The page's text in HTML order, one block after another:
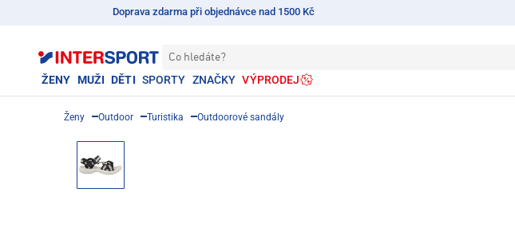
Doprava zdarma při objednávce nad 1500 Kč
Co hledáte?
ŽENY MUŽI DĚTI SPORTY ZNAČKY VÝPRODEJ
Ženy Outdoor Turistika Outdoorové sandály